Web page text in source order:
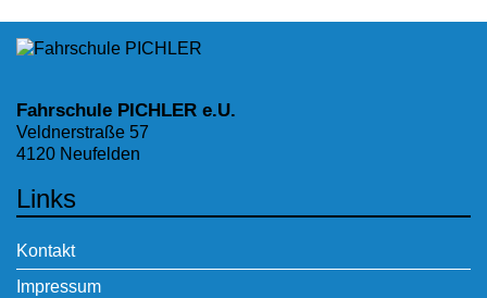
Fahrschule PICHLER e.U.
Veldnerstraße 57
4120 Neufelden
Links
Kontakt
Impressum